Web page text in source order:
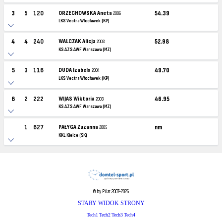
3 5 120 ORZECHOWSKA Aneta2006
LKS Vectra Włocławek (KP)
54.39
4 4 240 WALCZAK Alicja2003
KS AZS AWF Warszawa (MZ)
52.98
5 3 116 DUDA Izabela2004
LKS Vectra Włocławek (KP)
49.70
6 2 222 WIJAS Wiktoria2003
KS AZS AWF Warszawa (MZ)
46.95
1 627 PAŁYGA Zuzanna2005
KKL Kielce (SK)
nm
© by Pilar 2007-2026
STARY WIDOK STRONY
Tech1 Tech2Tech3Tech4